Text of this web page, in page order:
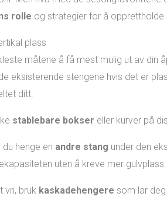
rolle og strategier for å opprettholde
plass
måtene å få mest mulig ut av din
eksisterende stengene hvis det er
ditt.
stablebare bokser eller kurver på
henge en andre stang under den
uten å kreve mer gulvplass.
vri, bruk kaskadehengere som lar